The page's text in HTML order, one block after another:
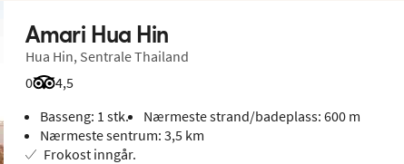
Amari Hua Hin
Hua Hin, Sentrale Thailand
0
4,5
Vurdering fra Tripadvisor: 4.5 of 5
Basseng: 1 stk.
Nærmeste strand/badeplass: 600 m
Nærmeste sentrum: 3,5 km
Frokost inngår.